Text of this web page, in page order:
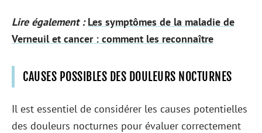
Lire également : Les symptômes de la maladie de
Verneuil et cancer : comment les reconnaître
CAUSES POSSIBLES DES DOULEURS NOCTURNES
Il est essentiel de considérer les causes potentielles
des douleurs nocturnes pour évaluer correctement